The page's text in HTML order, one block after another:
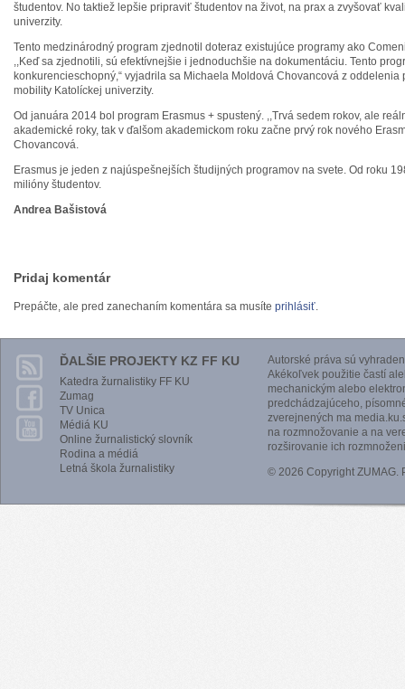
študentov. No taktiež lepšie pripraviť študentov na život, na prax a zvyšovať
univerzity.
Tento medzinárodný program zjednotil doteraz existujúce programy ako
,,Keď sa zjednotili, sú efektívnejšie i jednoduchšie na dokumentáciu. Tento
konkurencieschopný,“ vyjadrila sa Michaela Moldová Chovancová z
mobility Katolíckej univerzity.
Od januára 2014 bol program Erasmus + spustený. ,,Trvá sedem rokov, ale
akademické roky, tak v ďalšom akademickom roku začne prvý rok nového
Chovancová.
Erasmus je jeden z najúspešnejších študijných programov na svete. Od roku
milióny študentov.
Andrea Bašistová
Pridaj komentár
Prepáčte, ale pred zanechaním komentára sa musíte prihlásiť.
ĎALŠIE PROJEKTY KZ FF KU
Katedra žurnalistiky FF KU
Zumag
TV Unica
Médiá KU
Online žurnalistický slovník
Rodina a médiá
Letná škola žurnalistiky
Autorské práva sú
Akékoľvek použitie častí
mechanickým alebo
predchádzajúceho,
zverejnených ma
na rozmnožovanie a na
rozširovanie ich
© 2026 Copyright ZUMAG.